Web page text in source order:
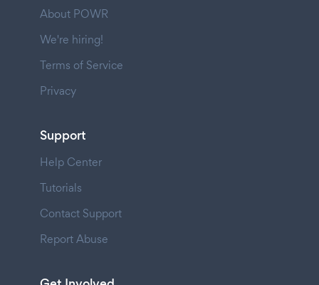
About POWR
We're hiring!
Terms of Service
Privacy
Support
Help Center
Tutorials
Contact Support
Report Abuse